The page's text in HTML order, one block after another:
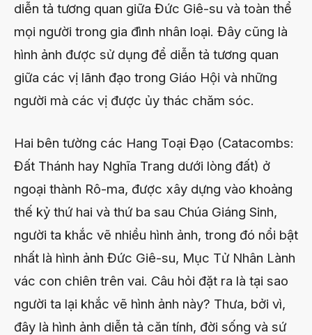
diễn tả tương quan giữa Đức Giê-su và toàn thể
mọi người trong gia đình nhân loại. Đây cũng là
hình ảnh được sử dụng để diễn tả tương quan
giữa các vị lãnh đạo trong Giáo Hội và những
người mà các vị được ủy thác chăm sóc.
Hai bên tường các Hang Toại Đạo (Catacombs:
Đất Thánh hay Nghĩa Trang dưới lòng đất) ở
ngoại thành Rô-ma, được xây dựng vào khoảng
thế kỷ thứ hai và thứ ba sau Chúa Giáng Sinh,
người ta khắc vẽ nhiều hình ảnh, trong đó nổi bật
nhất là hình ảnh Đức Giê-su, Mục Tử Nhân Lành
vác con chiên trên vai. Câu hỏi đặt ra là tại sao
người ta lại khắc vẽ hình ảnh này? Thưa, bởi vì,
đây là hình ảnh diễn tả căn tính, đời sống và sứ